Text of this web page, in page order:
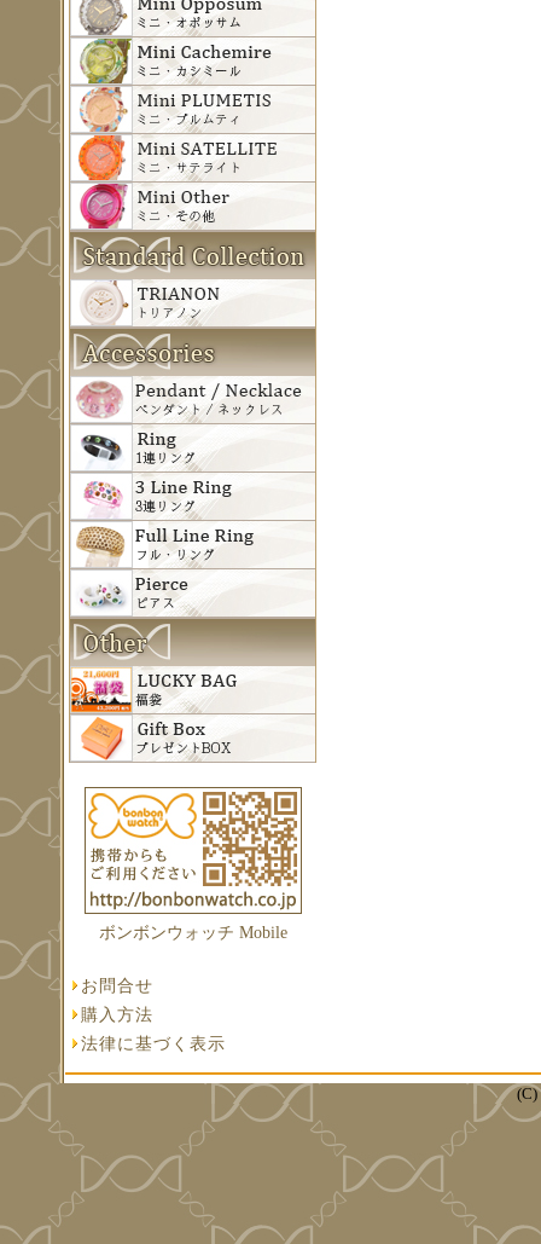
ボンボンウォッチ Mobile
お問合せ
購入方法
法律に基づく表示